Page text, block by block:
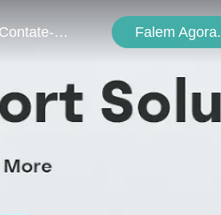
Contate-Nos Falem Agora.